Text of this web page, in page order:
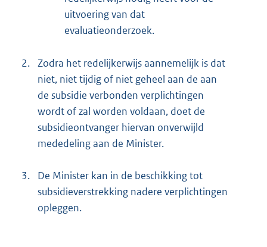
uitvoering van dat
evaluatieonderzoek.
2. Zodra het redelijkerwijs aannemelijk is dat
niet, niet tijdig of niet geheel aan de aan
de subsidie verbonden verplichtingen
wordt of zal worden voldaan, doet de
subsidieontvanger hiervan onverwijld
mededeling aan de Minister.
3.
De Minister kan in de beschikking tot
subsidieverstrekking nadere verplichtingen
opleggen.